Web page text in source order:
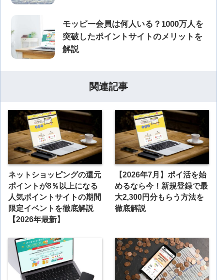
モッピー会員は何人いる？1000万人を
突破したポイントサイトのメリットを
解説
関連記事
ネットショッピングの還元
ポイントが8％以上になる
人気ポイントサイトの期間
限定イベントを徹底解説
【2026年最新】
【2026年7月】ポイ活を始
めるなら今！新規登録で最
大2,300円分もらう方法を
徹底解説